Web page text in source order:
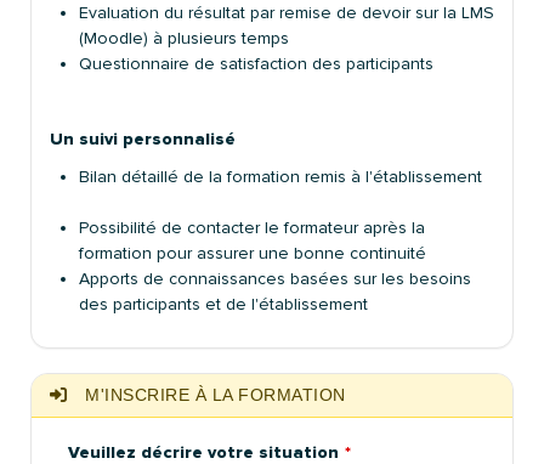
Evaluation du résultat par remise de devoir sur la LMS
(Moodle) à plusieurs temps
Questionnaire de satisfaction des participants
Un suivi personnalisé
Bilan détaillé de la formation remis à l'établissement
Possibilité de contacter le formateur après la
formation pour assurer une bonne continuité
Apports de connaissances basées sur les besoins
des participants et de l'établissement
M'INSCRIRE À LA FORMATION
Veuillez décrire votre situation